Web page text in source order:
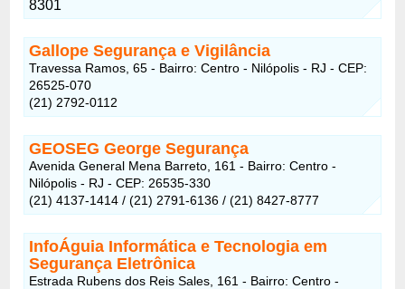
8301
Gallope Segurança e Vigilância
Travessa Ramos, 65 - Bairro: Centro - Nilópolis - RJ - CEP:
26525-070
(21) 2792-0112
GEOSEG George Segurança
Avenida General Mena Barreto, 161 - Bairro: Centro -
Nilópolis - RJ - CEP: 26535-330
(21) 4137-1414 / (21) 2791-6136 / (21) 8427-8777
InfoÁguia Informática e Tecnologia em
Segurança Eletrônica
Estrada Rubens dos Reis Sales, 161 - Bairro: Centro -